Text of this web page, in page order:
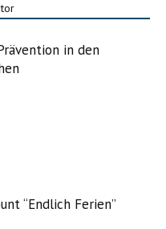
in den
“Endlich Ferien”